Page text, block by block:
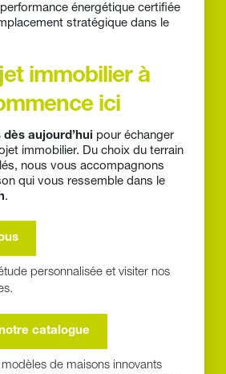
énergétique certifiée
stratégique dans le
immobilier à
ici
aujourd’hui pour échanger
immobilier. Du choix du terrain
nous vous accompagnons
pour bâtir la maison qui vous ressemble dans le
.
personnalisée et visiter nos
catalogue
de maisons innovants